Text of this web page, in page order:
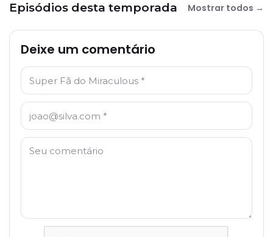
smile?
Episódios desta temporada Mostrar todos →
Deixe um comentário
Nome: *
E-mail: *
Comentário: *